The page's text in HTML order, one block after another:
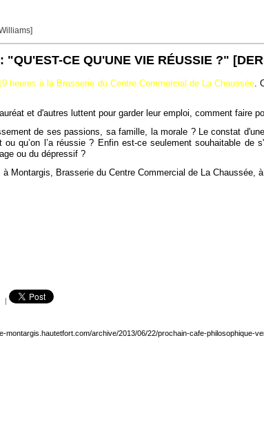
CE QU'UNE VIE RÉUSSIE ?"
heures à la Brasserie du Centre Commercial de La Chaussée.
et d'autres luttent pour garder leur emploi, comment faire
de ses passions, sa famille, la morale ? Le constat
qu’on l’a réussie ? Enfin est-ce seulement souhaitable
ou du dépressif ?
Montargis, Brasserie du Centre Commercial de La Chaussée,
|
montargis.hautetfort.com/archive/2013/06/22/prochain-cafe-philosophique-